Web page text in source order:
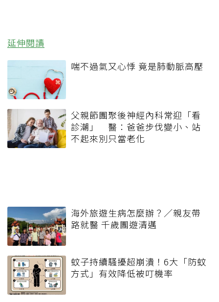
延伸閱讀
喘不過氣又心悸 竟是肺動脈高壓
父親節團聚後神經內科常迎「看
診潮」 醫：爸爸步伐變小、站
不起來別只當老化
海外旅遊生病怎麼辦？／親友帶
路就醫 千歲團遊清邁
蚊子持續騷擾超崩潰！6大「防蚊
方式」有效降低被叮機率